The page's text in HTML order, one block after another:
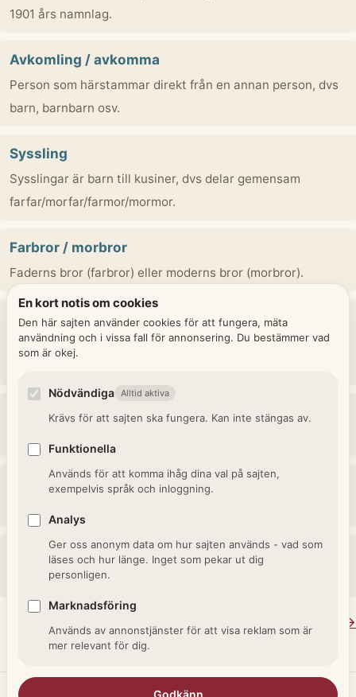
1901 års namnlag.
Avkomling / avkomma
Person som härstammar direkt från en annan person, dvs
barn, barnbarn osv.
Syssling
Sysslingar är barn till kusiner, dvs delar gemensam
farfar/morfar/farmor/mormor.
Farbror / morbror
Faderns bror (farbror) eller moderns bror (morbror).
Fosterbroder / fostersyster
Person uppfostrad tillsammans utan att vara biologisk
Brorbarn
Farfar / farmor / morfar / mormor
Mor- och farföräldrar - de fyra grandparents.
Se alla termer i Släktrelationer →
En kort notis om cookies
Den här sajten använder cookies för att fungera, mäta
användning och i vissa fall för annonsering. Du bestämmer vad
som är okej.
Nödvändiga Alltid aktiva
Krävs för att sajten ska fungera. Kan inte stängas av.
Funktionella
Används för att komma ihåg dina val på sajten,
exempelvis språk och inloggning.
Analys
Ger oss anonym data om hur sajten används - vad som
läses och hur länge. Inget som pekar ut dig
personligen.
Marknadsföring
Används av annonstjänster för att visa reklam som är
mer relevant för dig.
Godkänn